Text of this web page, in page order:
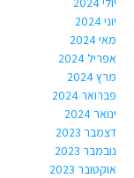
יוני 2024
מאי 2024
אפריל 2024
מרץ 2024
פברואר 2024
ינואר 2024
דצמבר 2023
נובמבר 2023
אוקטובר 2023